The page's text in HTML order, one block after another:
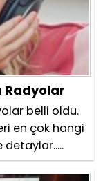
Radyolar
belli oldu.
en çok hangi